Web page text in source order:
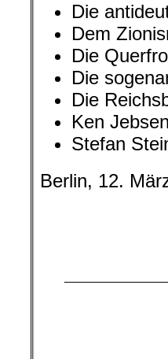
Die
Dem
Die
Die
Die
Ken
Stefan
Berlin, 12.